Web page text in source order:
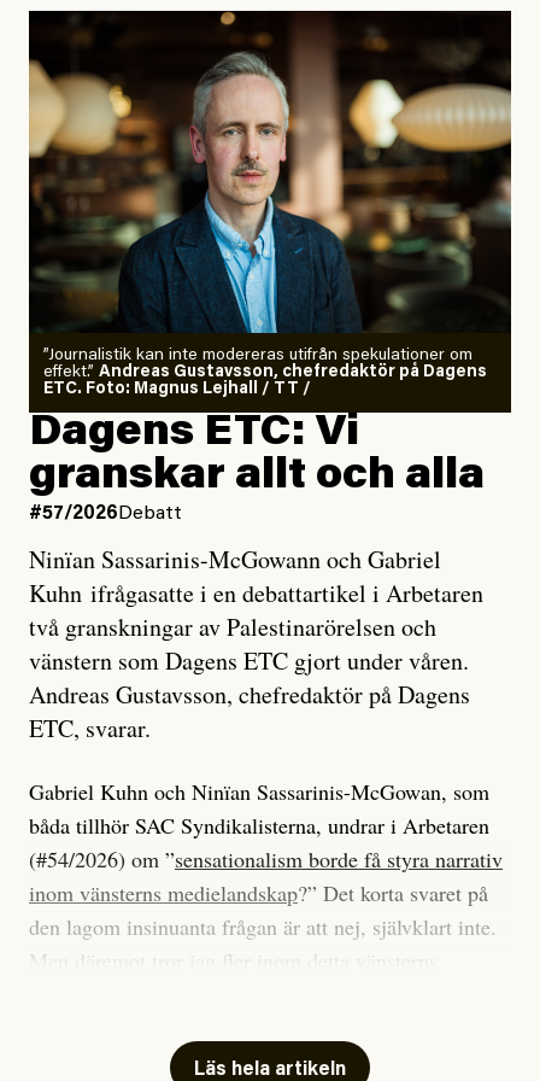
”Journalistik kan inte modereras utifrån spekulationer om
effekt.” Andreas Gustavsson, chefredaktör på Dagens
ETC. Foto: Magnus Lejhall / TT /
Dagens ETC: Vi
granskar allt och alla
#57/2026 Debatt
Ninïan Sassarinis-McGowann och Gabriel
Kuhn ifrågasatte i en debattartikel i Arbetaren
två granskningar av Palestinarörelsen och
vänstern som Dagens ETC gjort under våren.
Andreas Gustavsson, chefredaktör på Dagens
ETC, svarar.
Gabriel Kuhn och Ninïan Sassarinis-McGowan, som
båda tillhör SAC Syndikalisterna, undrar i Arbetaren
(#54/2026) om ”sensationalism borde få styra narrativ
inom vänsterns medielandskap?” Det korta svaret på
den lagom insinuanta frågan är att nej, självklart inte.
Men däremot tror jag fler inom detta vänsterns
journalistik som vänder sig till många snarare än att
Läs hela artikeln